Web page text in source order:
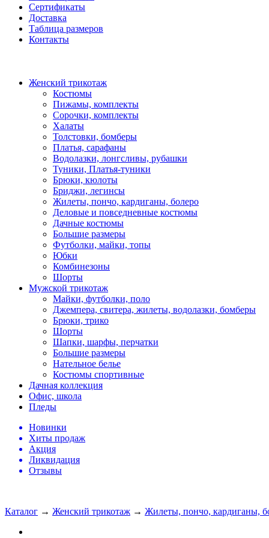
Сертификаты
Доставка
Таблица размеров
Контакты
Женский трикотаж
Костюмы
Пижамы, комплекты
Сорочки, комплекты
Халаты
Толстовки, бомберы
Платья, сарафаны
Водолазки, лонгсливы, рубашки
Туники, Платья-туники
Брюки, кюлоты
Бриджи, легинсы
Жилеты, пончо, кардиганы, болеро
Деловые и повседневные костюмы
Дачные костюмы
Большие размеры
Футболки, майки, топы
Юбки
Комбинезоны
Шорты
Мужской трикотаж
Майки, футболки, поло
Джемпера, свитера, жилеты, водолазки, бомберы
Брюки, трико
Шорты
Шапки, шарфы, перчатки
Большие размеры
Нательное белье
Костюмы спортивные
Дачная коллекция
Офис, школа
Пледы
Новинки
Хиты продаж
Акция
Ликвидация
Отзывы
Каталог → Женский трикотаж → Жилеты, пончо, кардиганы,